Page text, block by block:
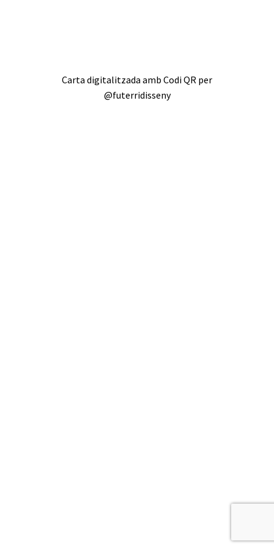
Carta digitalitzada amb Codi QR per
@futerridisseny